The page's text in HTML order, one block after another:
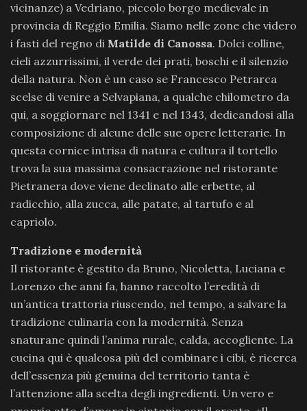
vicinanze) a Vedriano, piccolo borgo medievale in
provincia di Reggio Emilia. Siamo nelle zone che videro
i fasti del regno di Matilde di Canossa. Dolci colline,
cieli azzurrissimi, il verde dei prati, boschi e il silenzio
della natura. Non è un caso se Francesco Petrarca
scelse di venire a Selvapiana, a qualche chilometro da
qui, a soggiornare nel 1341 e nel 1343, dedicandosi alla
composizione di alcune delle sue opere letterarie. In
questa cornice intrisa di natura e cultura il tortello
trova la sua massima consacrazione nel ristorante
Pietranera dove viene declinato alle erbette, al
radicchio, alla zucca, alle patate, al tartufo e al
capriolo.
Tradizione e modernità
Il ristorante è gestito da Bruno, Nicoletta, Luciana e
Lorenzo che anni fa, hanno raccolto l’eredità di
un’antica trattoria riuscendo, nel tempo, a salvare la
tradizione culinaria con la modernità. Senza
snaturane quindi l’anima rurale, calda, accogliente. La
cucina qui è qualcosa più del combinare i cibi, è ricerca
dell’essenza più genuina del territorio tanta è
l’attenzione alla scelta degli ingredienti. Un vero e